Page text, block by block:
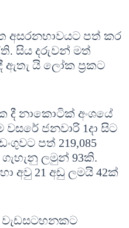
අසරනභාවයට පත් කර
සිය දරුවන් මත්
ඇතැ යි ලෝක ප්‍රකට
දී නාකොටික් අංශයේ
ජනවාරි 1දා සිට
පත් 219,085
ලමුන් 93කි.
අවු 21 අඩු ලමයි 42ක්
වැඩසටහනකට